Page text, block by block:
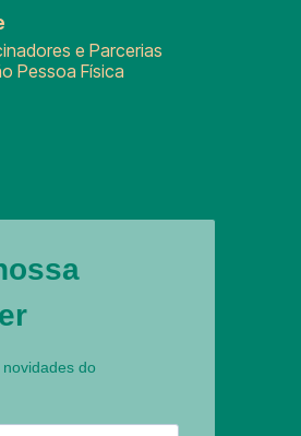
e Parcerias
Pessoa Física